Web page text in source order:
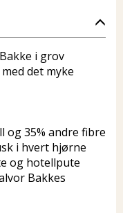
i grov
det myke
og 35% andre fibre
i hvert hjørne
og hotellpute
Bakkes